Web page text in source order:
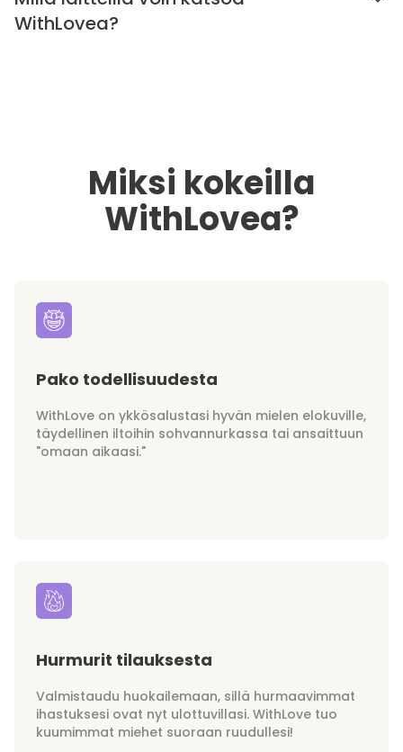
WithLovea?
Miksi kokeilla
WithLovea?
Pako todellisuudesta
WithLove on ykkösalustasi hyvän mielen elokuville,
täydellinen iltoihin sohvannurkassa tai ansaittuun
"omaan aikaasi."
Hurmurit tilauksesta
Valmistaudu huokailemaan, sillä hurmaavimmat
ihastuksesi ovat nyt ulottuvillasi. WithLove tuo
kuumimmat miehet suoraan ruudullesi!